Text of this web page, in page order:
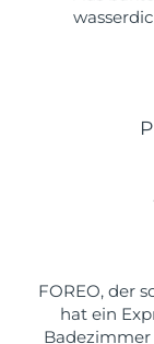
FOREO, der
hat ein